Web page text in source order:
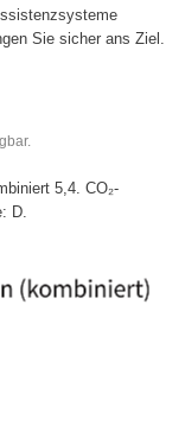
Sie sicher ans Ziel.
5,4. CO₂-
D.